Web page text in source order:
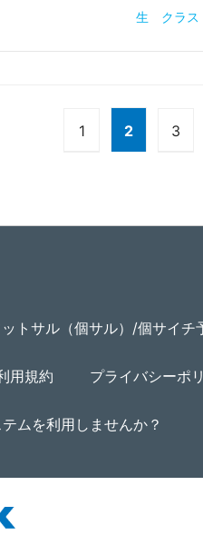
生 クラス
1 2 3
トサル（個サル）/個サイチ
用規約 プライバシーポ
ムを利用しませんか？